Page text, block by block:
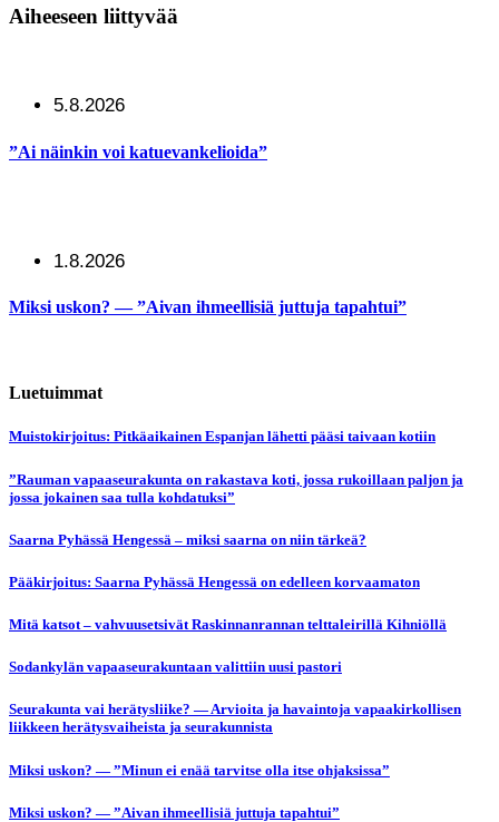
Aiheeseen liittyvää
5.8.2026
”Ai näinkin voi katuevankelioida”
1.8.2026
Miksi uskon? — ”Aivan ihmeellisiä juttuja tapahtui”
Luetuimmat
Muistokirjoitus: Pitkäaikainen Espanjan lähetti pääsi taivaan kotiin
”Rauman vapaaseurakunta on rakastava koti, jossa rukoillaan paljon ja
jossa jokainen saa tulla kohdatuksi”
Saarna Pyhässä Hengessä – miksi saarna on niin tärkeä?
Pääkirjoitus: Saarna Pyhässä Hengessä on edelleen korvaamaton
Mitä katsot – vahvuusetsivät Raskinnanrannan telttaleirillä Kihniöllä
Sodankylän vapaaseurakuntaan valittiin uusi pastori
Seurakunta vai herätysliike? — Arvioita ja havaintoja vapaakirkollisen
liikkeen herätysvaiheista ja seurakunnista
Miksi uskon? — ”Minun ei enää tarvitse olla itse ohjaksissa”
Miksi uskon? — ”Aivan ihmeellisiä juttuja tapahtui”